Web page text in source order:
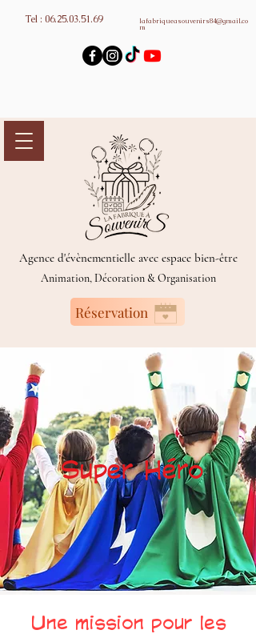
Tel : 06.25.03.51.69
lafabriqueasouvenirs84@gmail.co
m
Réservation
Agence d'évènementielle avec espace bien-être
Animation, Décoration & Organisation
Super Héro
Une mission pour les